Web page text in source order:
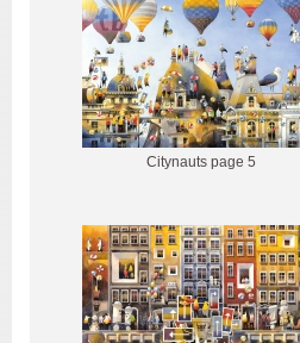
Citynauts page 5